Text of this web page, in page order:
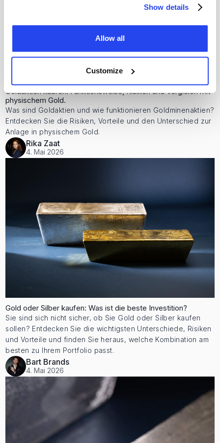
Show details
Allow all
Customize
Goldaktien kaufen: Funktionsweise, Risiken und Vergleich mit
physischem Gold.
Was sind Goldaktien und wie funktionieren Goldminenaktien?
Entdecken Sie die Risiken, Vorteile und den Unterschied zur
Anlage in physischem Gold.
Rika Zaat
4. Mai 2026
Gold oder Silber kaufen: Was ist die beste Investition?
Sie sind sich nicht sicher, ob Sie Gold oder Silber kaufen
sollen? Entdecken Sie die wichtigsten Unterschiede, Risiken
und Vorteile und finden Sie heraus, welche Kombination am
besten zu Ihrem Portfolio passt.
Bart Brands
4. Mai 2026